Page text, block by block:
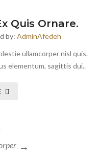
Quis Ornare.
by: AdminAfedeh
ullamcorper nisl quis.
elementum, sagittis dui..